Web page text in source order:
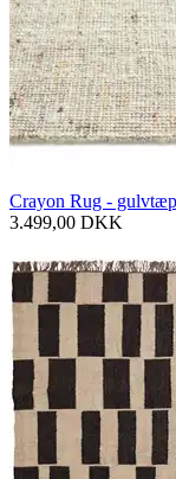
Crayon Rug -
3.499,00 DKK